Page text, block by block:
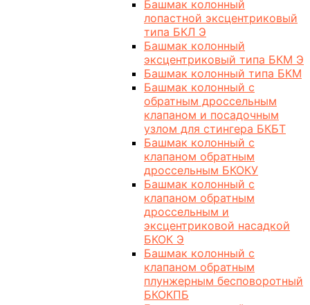
Башмак колонный
лопастной эксцентриковый
типа БКЛ Э
Башмак колонный
эксцентриковый типа БКМ Э
Башмак колонный типа БКМ
Башмак колонный с
обратным дроссельным
клапаном и посадочным
узлом для стингера БКБТ
Башмак колонный с
клапаном обратным
дроссельным БКОКУ
Башмак колонный с
клапаном обратным
дроссельным и
эксцентриковой насадкой
БКОК Э
Башмак колонный с
клапаном обратным
плунжерным бесповоротный
БКОКПБ